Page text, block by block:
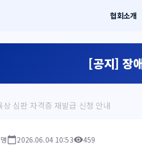
협회소개
[공지] 장
심판 자격증 재발급 신청 안내
2026.06.04 10:53 459